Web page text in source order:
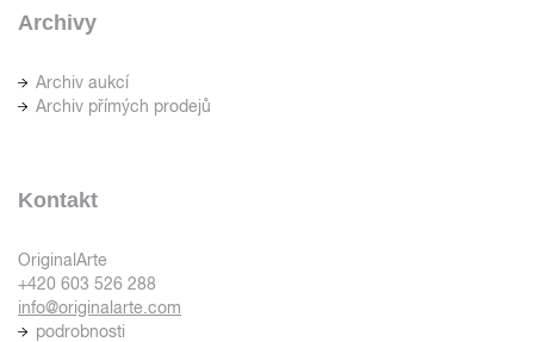
Archivy
Archiv aukcí
Archiv přímých prodejů
Kontakt
OriginalArte
+420 603 526 288
info@originalarte.com
podrobnosti